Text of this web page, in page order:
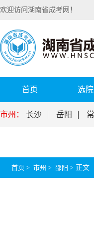
欢迎访问湖南省成考网！
首页 选
市州： 长沙 岳阳
首页 > 市州 > 邵阳 > 正文